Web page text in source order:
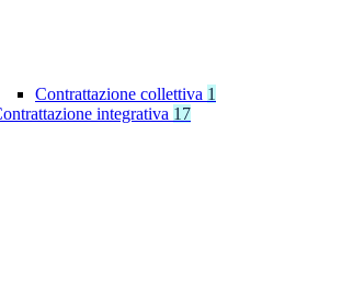
Contrattazione collettiva 1
integrativa 17